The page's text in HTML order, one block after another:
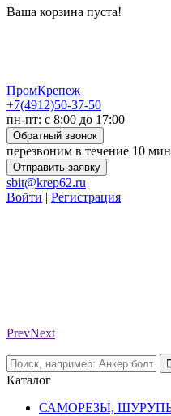
Ваша корзина пуста!
ПромКрепеж
+7(4912)50-37-50
пн-пт: с 8:00 до 17:00
Обратный звонок
перезвоним в течение 10
Отправить заявку
sbit@krep62.ru
Войти | Регистрация
PrevNext
Каталог
САМОРЕЗЫ,